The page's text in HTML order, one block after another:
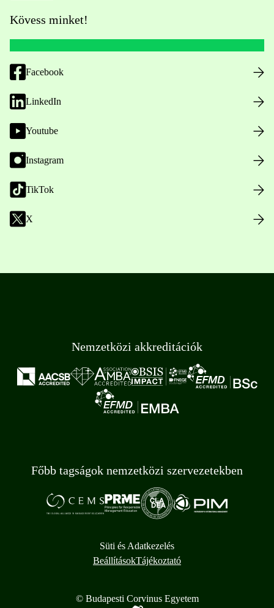
Kövess minket!
Facebook
LinkedIn
Youtube
Instagram
TikTok
X
Nemzetközi akkreditációk
Főbb tagságok nemzetközi szervezetekben
Süti és Adatkezelés
BeállításokTájékoztató
© Budapesti Corvinus Egyetem